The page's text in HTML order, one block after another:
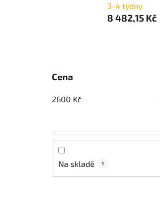
3-4 týdny
8 482,15 Kč
Cena
2600 Kč
Na skladě 1